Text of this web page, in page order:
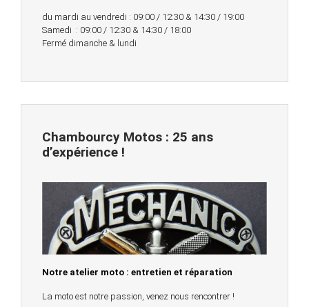
du mardi au vendredi : 09:00 / 12:30 & 14:30 / 19:00
Samedi : 09:00 / 12:30 & 14:30 / 18:00
Fermé dimanche & lundi
Chambourcy Motos : 25 ans
d’expérience !
Notre atelier moto : entretien et réparation
La moto est notre passion, venez nous rencontrer !